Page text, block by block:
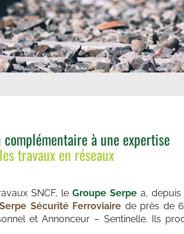
à une expertise
travaux en réseaux
SNCF, le Groupe Serpe a, depuis
Serpe Sécurité Ferroviaire de près de
et Annonceur – Sentinelle. Ils